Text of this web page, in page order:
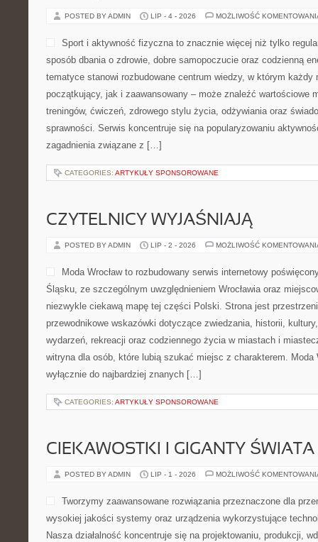
POSTED BY ADMIN LIP - 4 - 2026 MOŻLIWOŚĆ
Sport i aktywność fizyczna to znacznie więcej niż tylko
sposób dbania o zdrowie, dobre samopoczucie oraz codzienną
tematyce stanowi rozbudowane centrum wiedzy, w którym każdy
początkujący, jak i zaawansowany – może znaleźć wartościowe
treningów, ćwiczeń, zdrowego stylu życia, odżywiania oraz
sprawności. Serwis koncentruje się na popularyzowaniu
zagadnienia związane z […]
CATEGORIES: ARTYKUŁY SPONSOROWANE
CZYTELNICY WYJAŚNIAJĄ
POSTED BY ADMIN LIP - 2 - 2026 MOŻLIWOŚĆ
Moda Wrocław to rozbudowany serwis internetowy
Śląsku, ze szczególnym uwzględnieniem Wrocławia oraz
niezwykle ciekawą mapę tej części Polski. Strona jest
przewodnikowe wskazówki dotyczące zwiedzania, historii,
wydarzeń, rekreacji oraz codziennego życia w miastach i
witryna dla osób, które lubią szukać miejsc z charakterem. Moda
wyłącznie do najbardziej znanych […]
CATEGORIES: ARTYKUŁY SPONSOROWANE
CIEKAWOSTKI I GIGANTY ŚWIATA
POSTED BY ADMIN LIP - 1 - 2026 MOŻLIWOŚĆ
Tworzymy zaawansowane rozwiązania przeznaczone dla
wysokiej jakości systemy oraz urządzenia wykorzystujące
Nasza działalność koncentruje się na projektowaniu, produkcji,